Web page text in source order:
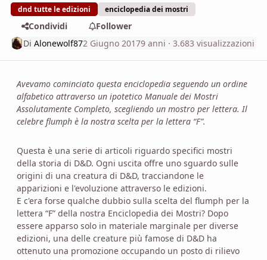
dnd tutte le edizioni enciclopedia dei mostri
Condividi
Follower
DiAlonewolf872 Giugno 20179 anni · 3.683 visualizzazioni
Avevamo cominciato questa enciclopedia seguendo un ordine
alfabetico attraverso un ipotetico Manuale dei Mostri
Assolutamente Completo, scegliendo un mostro per lettera. Il
celebre flumph è la nostra scelta per la lettera “F”.
Questa è una serie di articoli riguardo specifici mostri
della storia di D&D. Ogni uscita offre uno sguardo sulle
origini di una creatura di D&D, tracciandone le
apparizioni e l'evoluzione attraverso le edizioni.
E c'era forse qualche dubbio sulla scelta del flumph per la
lettera “F” della nostra Enciclopedia dei Mostri? Dopo
essere apparso solo in materiale marginale per diverse
edizioni, una delle creature più famose di D&D ha
ottenuto una promozione occupando un posto di rilievo